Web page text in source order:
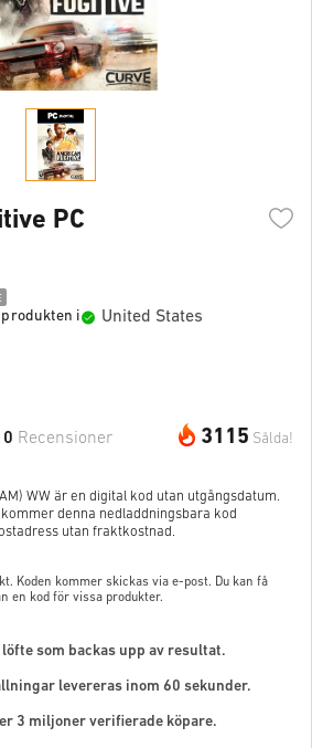
PC
i United States
3115 Sålda!
Recensioner
WW är en digital kod utan utgångsdatum.
denna nedladdningsbara kod
utan fraktkostnad.
Koden kommer skickas via e-post. Du kan få
en kod för vissa produkter.
som backas upp av resultat.
levereras inom 60 sekunder.
3 miljoner verifierade köpare.